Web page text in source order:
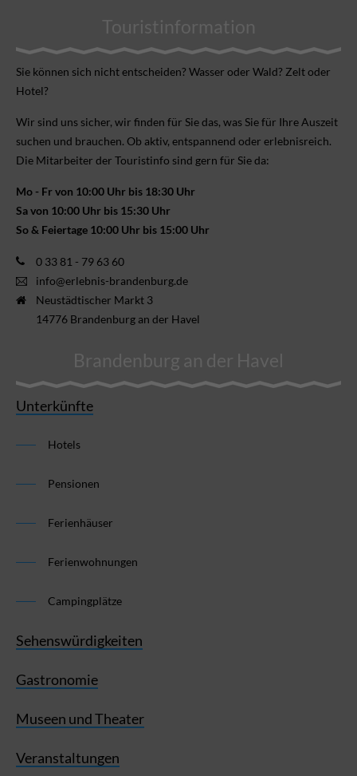
Touristinformation
Sie können sich nicht ent­scheiden? Wasser oder Wald? Zelt oder
Hotel?
Wir sind uns sicher, wir finden für Sie das, was Sie für Ihre Aus­zeit
suchen und brauchen. Ob aktiv, ent­spannend oder erlebnis­reich.
Die Mitarbeiter der Touristinfo sind gern für Sie da:
Mo - Fr von 10:00 Uhr bis 18:30 Uhr
Sa von 10:00 Uhr bis 15:30 Uhr
So & Feiertage 10:00 Uhr bis 15:00 Uhr
0 33 81 - 79 63 60
info@erlebnis-brandenburg.de
Neustädtischer Markt 3
14776 Brandenburg an der Havel
Brandenburg an der Havel
Unterkünfte
Hotels
Pensionen
Ferienhäuser
Ferienwohnungen
Campingplätze
Sehenswürdigkeiten
Gastronomie
Museen und Theater
Veranstaltungen